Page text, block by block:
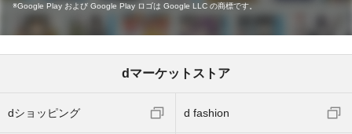
Google Play および Google Play ロゴは Google LLC の商標です。
dマーケットストア
dショッピング d fashion